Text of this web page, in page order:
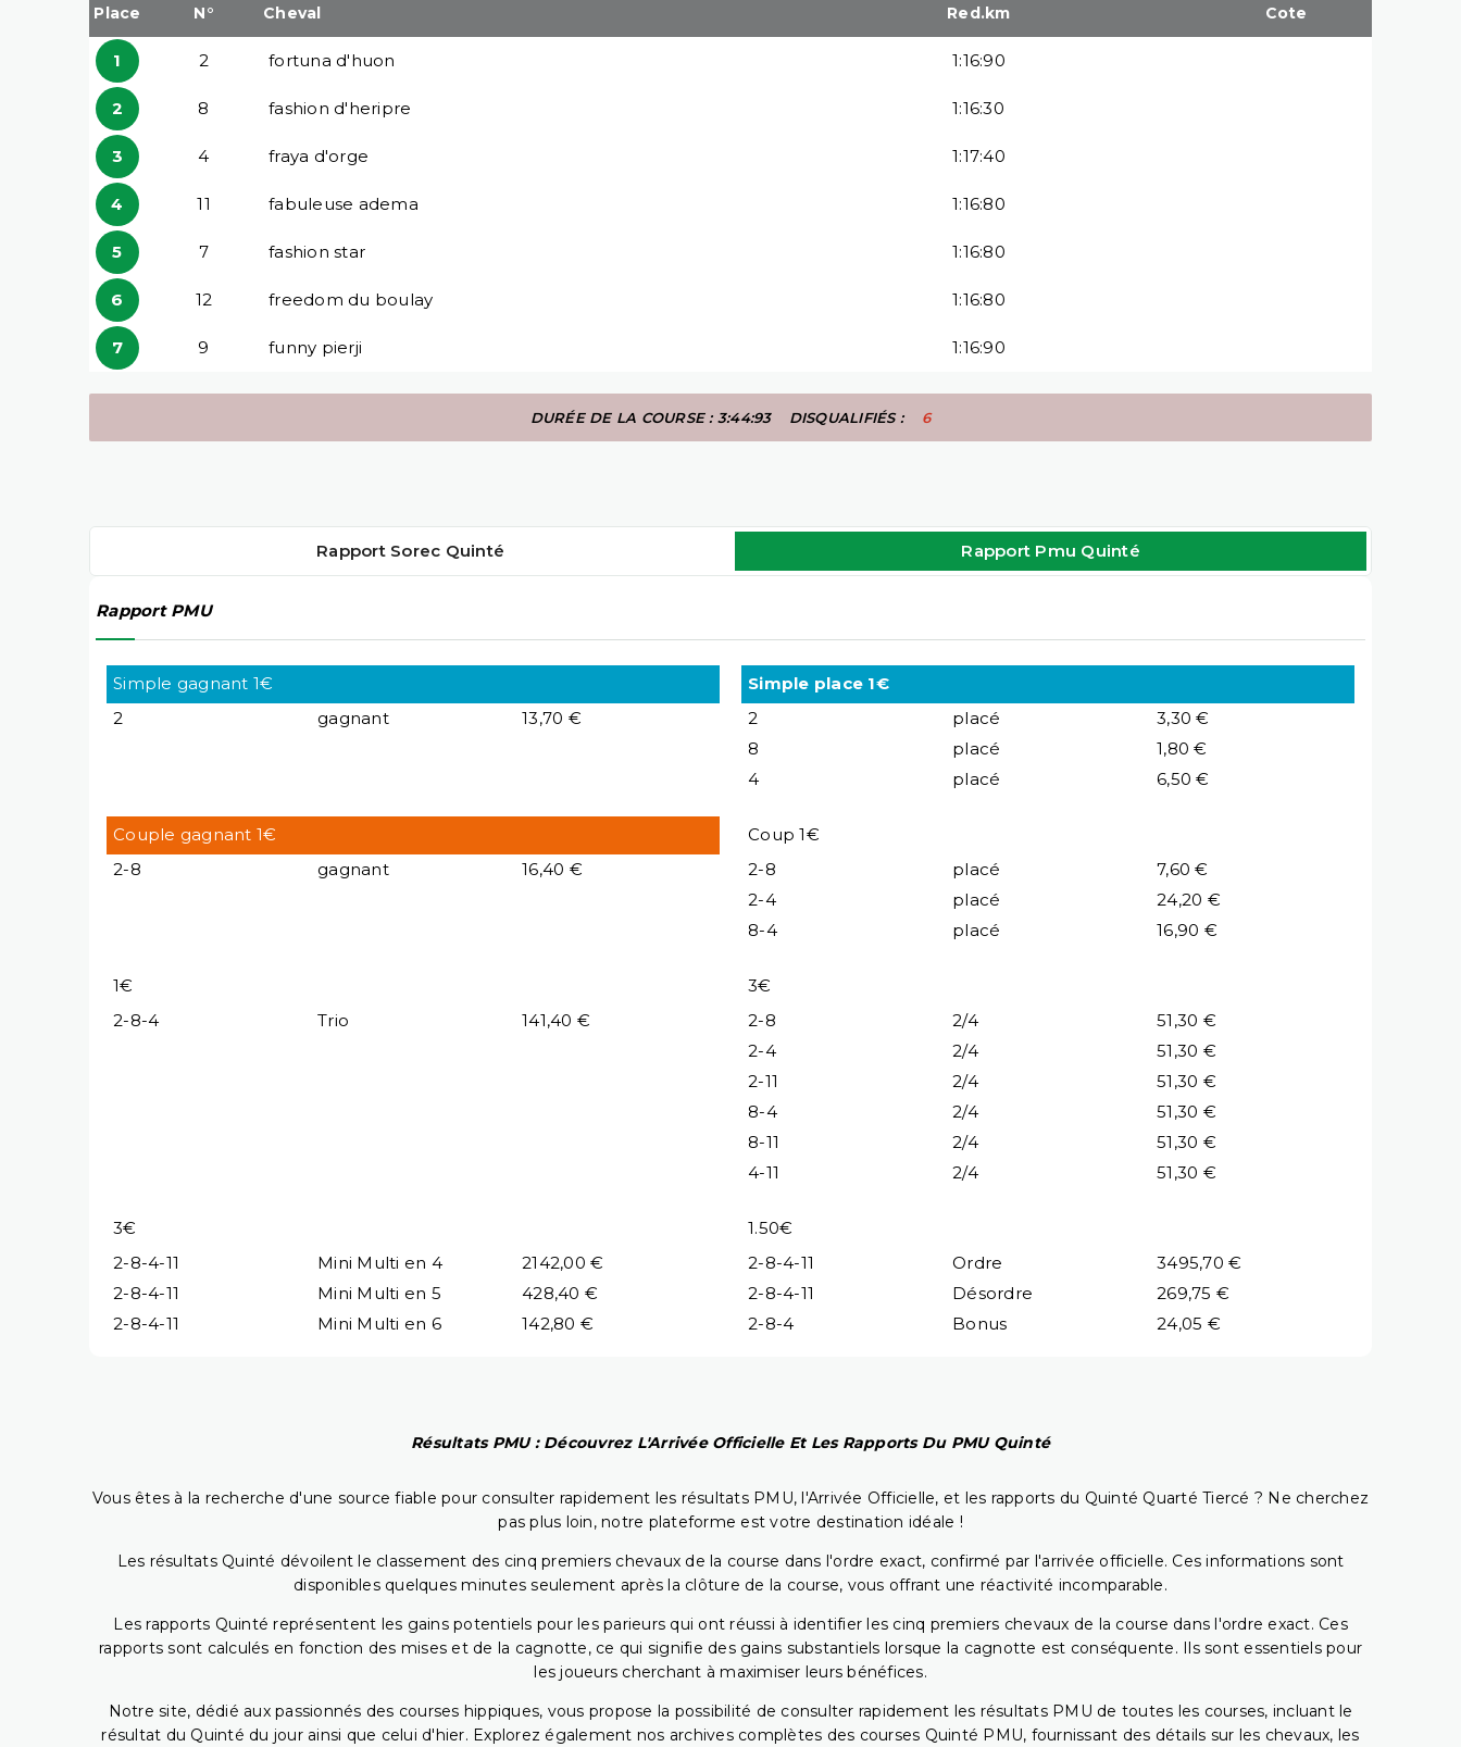
Place N° Cheval Red.km Cote
1 2 fortuna d'huon 1:16:90
2 8 fashion d'heripre 1:16:30
3 4 fraya d'orge 1:17:40
4 11 fabuleuse adema 1:16:80
5 7 fashion star 1:16:80
6 12 freedom du boulay 1:16:80
7 9 funny pierji 1:16:90
DURÉE DE LA COURSE : 3:44:93 DISQUALIFIÉS : 6
Rapport Sorec Quinté Rapport Pmu Quinté
Rapport PMU
Simple gagnant 1€
2
gagnant 13,70 €
Simple place 1€
2
placé
3,30 €
8
placé
1,80 €
4
placé 6,50 €
Couple gagnant 1€
2-8
gagnant 16,40 €
Coup 1€
2-8
placé
7,60 €
2-4
placé
24,20 €
8-4
placé 16,90 €
1€
2-8-4
Trio 141,40 €
3€
2-8
2/4
51,30 €
2-4
2/4
51,30 €
2-11
2/4
51,30 €
8-4
2/4
51,30 €
8-11
2/4
51,30 €
4-11
2/4 51,30 €
3€
2-8-4-11
Mini Multi en 4
2142,00 €
2-8-4-11
Mini Multi en 5
428,40 €
2-8-4-11
Mini Multi en 6 142,80 €
1.50€
2-8-4-11
Ordre
3495,70 €
2-8-4-11
Désordre
269,75 €
2-8-4
Bonus 24,05 €
Résultats PMU : Découvrez L'Arrivée Officielle Et Les Rapports Du PMU Quinté
Vous êtes à la recherche d'une source fiable pour consulter rapidement les résultats PMU, l'Arrivée Officielle, et les rapports du Quinté Quarté Tiercé ? Ne cherchez
pas plus loin, notre plateforme est votre destination idéale !
Les résultats Quinté dévoilent le classement des cinq premiers chevaux de la course dans l'ordre exact, confirmé par l'arrivée officielle. Ces informations sont
disponibles quelques minutes seulement après la clôture de la course, vous offrant une réactivité incomparable.
Les rapports Quinté représentent les gains potentiels pour les parieurs qui ont réussi à identifier les cinq premiers chevaux de la course dans l'ordre exact. Ces
rapports sont calculés en fonction des mises et de la cagnotte, ce qui signifie des gains substantiels lorsque la cagnotte est conséquente. Ils sont essentiels pour
les joueurs cherchant à maximiser leurs bénéfices.
Notre site, dédié aux passionnés des courses hippiques, vous propose la possibilité de consulter rapidement les résultats PMU de toutes les courses, incluant le
résultat du Quinté du jour ainsi que celui d'hier. Explorez également nos archives complètes des courses Quinté PMU, fournissant des détails sur les chevaux, les